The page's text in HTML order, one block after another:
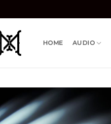
HOME AUDIO